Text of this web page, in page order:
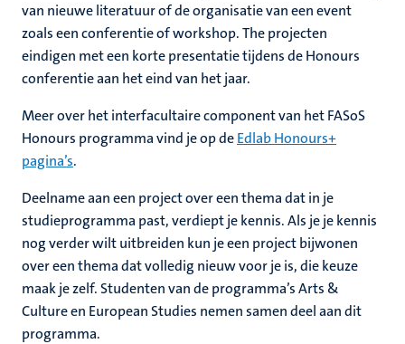
van nieuwe literatuur of de organisatie van een event
zoals een conferentie of workshop. The projecten
eindigen met een korte presentatie tijdens de Honours
conferentie aan het eind van het jaar.
Meer over het interfacultaire component van het FASoS
Honours programma vind je op deEdlab Honours+
pagina’s.
Deelname aan een project over een thema dat in je
studieprogramma past, verdiept je kennis. Als je je kennis
nog verder wilt uitbreiden kun je een project bijwonen
over een thema dat volledig nieuw voor je is, die keuze
maak je zelf. Studenten van de programma’s Arts &
Culture en European Studies nemen samen deel aan dit
programma.